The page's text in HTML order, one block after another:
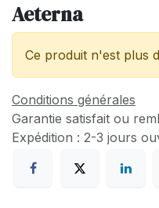
Aeterna
Ce produit n'est plus
Conditions générales
Garantie satisfait ou
Expédition : 2-3 jours